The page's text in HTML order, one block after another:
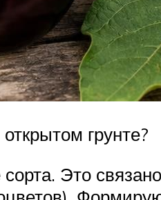
грунте?
Это